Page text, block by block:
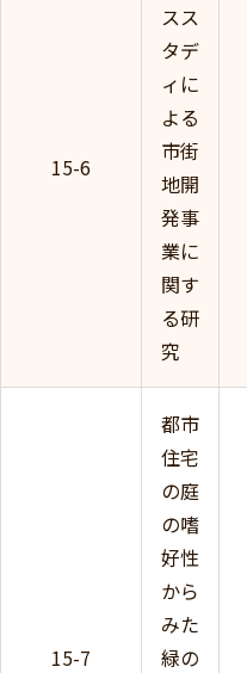
15-6
スス
タデ
ィに
よる
市街
地開
発事
業に
関す
る研
究
15-7
都市
住宅
の庭
の嗜
好性
から
みた
緑の